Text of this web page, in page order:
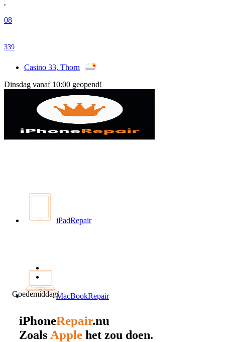
08
339
Casino 33, Thorn
Dinsdag vanaf 10:00 geopend!
iPadRepair
MacBookRepair
Goedemiddag!
iPhoneRepair.nu
Zoals Apple het zou doen.